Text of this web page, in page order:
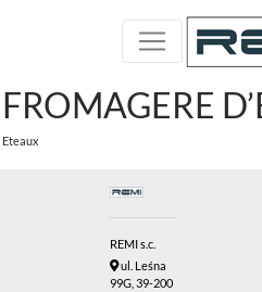
FROMAGERE
Eteaux
REMI s.c.
ul. Leśna
99G, 39-200